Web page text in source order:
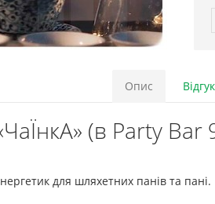
Опис
(в Party
для шляхетних панів та пані.